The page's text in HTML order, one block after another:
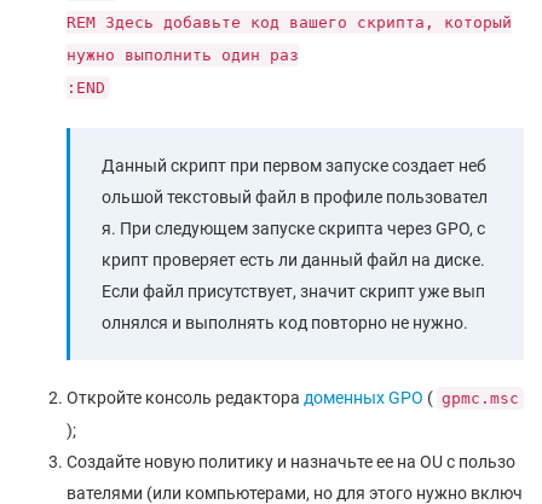
REM Здесь добавьте код вашего скрипта, который
нужно выполнить один раз
:END
Данный скрипт при первом запуске создает неб
ольшой текстовый файл в профиле пользовател
я. При следующем запуске скрипта через GPO, с
крипт проверяет есть ли данный файл на диске.
Если файл присутствует, значит скрипт уже вып
олнялся и выполнять код повторно не нужно.
Откройте консоль редактора доменных GPO ( gpmc.msc
);
Создайте новую политику и назначьте ее на OU с пользо
вателями (или компьютерами, но для этого нужно включ